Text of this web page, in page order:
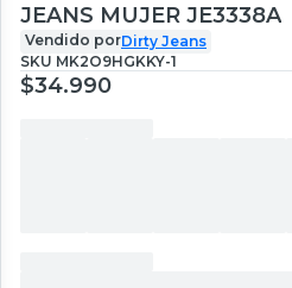
JEANS MUJER JE3338A
Vendido porDirty Jeans
SKU MK2O9HGKKY-1
$34.990